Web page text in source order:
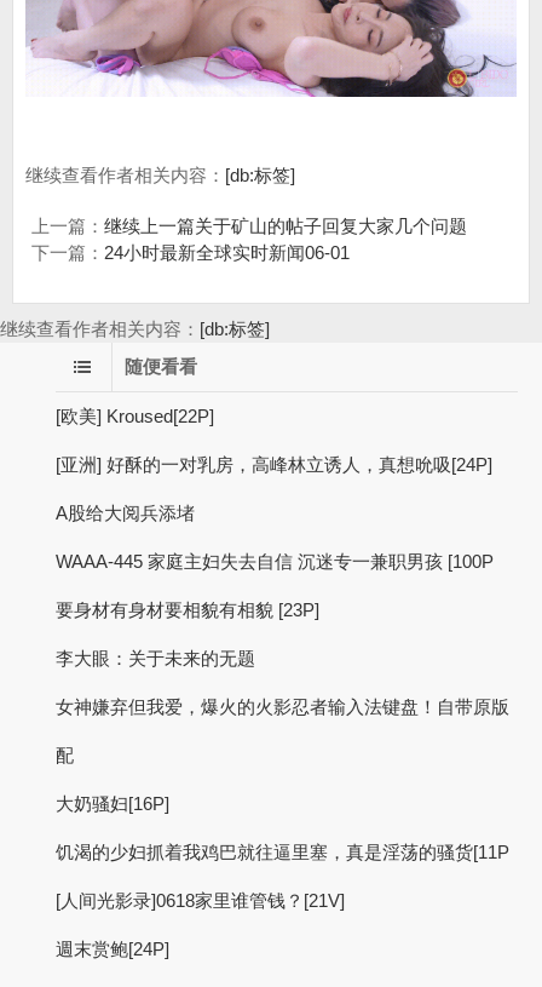
继续查看作者相关内容： [db:标签]
上一篇： 继续上一篇关于矿山的帖子回复大家几个问题
下一篇： 24小时最新全球实时新闻06-01
继续查看作者相关内容： [db:标签]
随便看看
[欧美] Kroused[22P]
[亚洲] 好酥的一对乳房，高峰林立诱人，真想吮吸[24P]
A股给大阅兵添堵
WAAA-445 家庭主妇失去自信 沉迷专一兼职男孩 [100P
要身材有身材要相貌有相貌 [23P]
李大眼：关于未来的无题
女神嫌弃但我爱，爆火的火影忍者输入法键盘！自带原版
配
大奶骚妇[16P]
饥渴的少妇抓着我鸡巴就往逼里塞，真是淫荡的骚货[11P
[人间光影录]0618家里谁管钱？[21V]
週末赏鲍[24P]